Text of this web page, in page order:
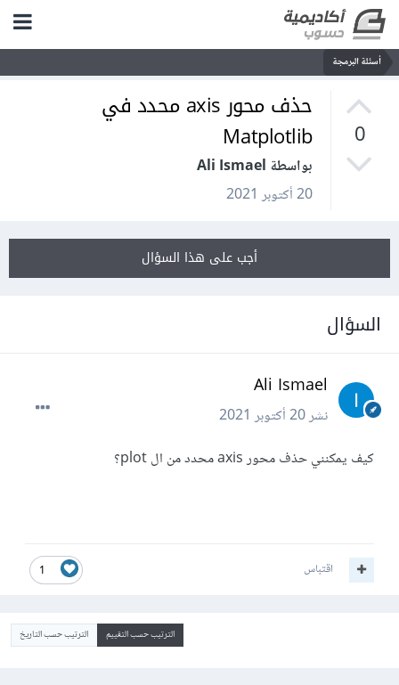
أسئلة البرمجة
0
حذف محور axis محدد في
Matplotlib
بواسطة Ali Ismael
20 أكتوبر 2021
أجب على هذا السؤال
السؤال
Ali Ismael
نشر20 أكتوبر 2021
كيف يمكنني حذف محور axis محدد من ال plot؟
1 اقتباس
الترتيب حسب التقييم الترتيب حسب التاريخ